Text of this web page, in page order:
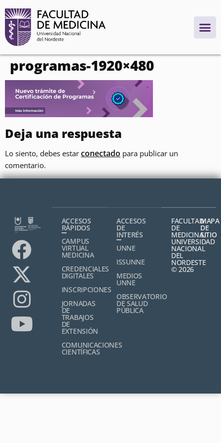
contenido
programas-1920×480
Deja una respuesta
Lo siento, debes estar conectado para publicar un
comentario.
ACCESOS
RÁPIDOS
CAMPUS
VIRTUAL
MEDICINA
CREDENCIALES
DIGITALES
INSCRIPCIONES
JORNADAS
DE
TRABAJOS
DE
EXTENSIÓN
COMUNICACIONES
CIENTÍFICAS
ACCESOS
DE
INTERÉS
UNNE
ISSUNNE
MEDIOS
UNNE
OBSERVATORIO
DE SALUD
PÚBLICA
FACULTAD
DE
MEDICINA,
UNIVERSIDAD
NACIONAL
DEL
NORDESTE
© 2026
MAPA
DE
SITIO